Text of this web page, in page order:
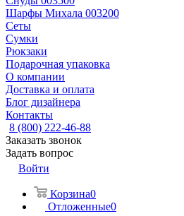
Шарфы Михала 003200
Сеты
Сумки
Рюкзаки
Подарочная упаковка
О компании
Доставка и оплата
Блог дизайнера
Контакты
8 (800) 222-46-88
Заказать звонок
Задать вопрос
Войти
Корзина0
Отложенные0